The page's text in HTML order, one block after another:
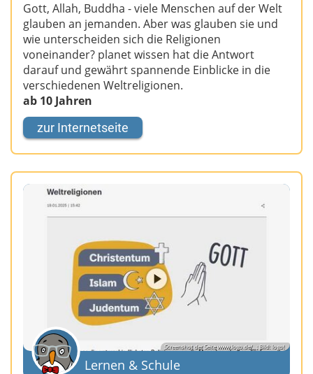
Gott, Allah, Buddha - viele Menschen auf der Welt
glauben an jemanden. Aber was glauben sie und
wie unterscheiden sich die Religionen
voneinander? planet wissen hat die Antwort
darauf und gewährt spannende Einblicke in die
verschiedenen Weltreligionen.
ab 10 Jahren
zur Internetseite
Screenshot der Seite www.logo.de/...; Bild: logo!
Lernen & Schule